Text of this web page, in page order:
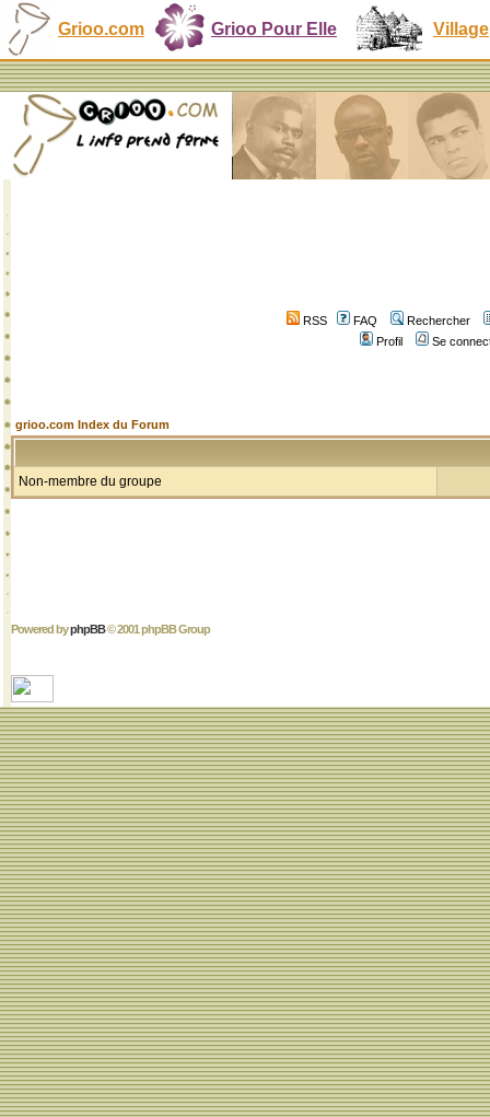
Grioo.com Grioo Pour Elle Village
RSS FAQ
Rechercher
Profil
Se
grioo.com Index du Forum
Non-membre du groupe
Powered byphpBB© 2001 phpBB Group